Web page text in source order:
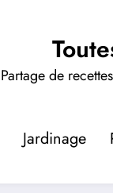
Partage de
Jardinage